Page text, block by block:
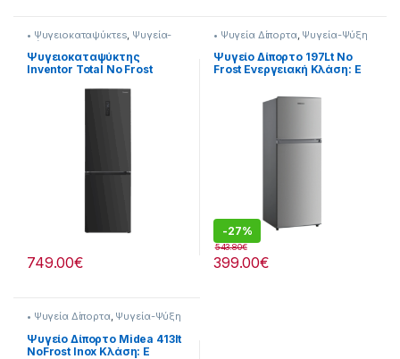
• Ψυγειοκαταψύκτεs Ψυγεία-
Ψύξη
Ψυγειοκαταψύκτης
Inventor Total No Frost
901264039 με ενεργειακή
749.00€
• Ψυγεία Δίπορτα, Ψυγεία-Ψύξη
Ψυγείο Δίπορτο 197Lt No
Frost Ενεργειακή Κλάση: E
-27%
399.00€
543.80€
• Ψυγεία Δίπορτα, Ψυγεία-Ψύξη
Ψυγείο Δίπορτο Midea 413lt
NoFrost Inox Κλάση: E